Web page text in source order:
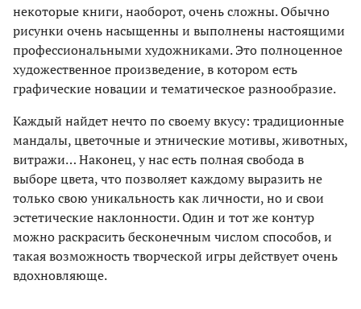
некоторые книги, наоборот, очень сложны. Обычно
рисунки очень насыщенны и выполнены настоящими
профессиональными художниками. Это полноценное
художественное произведение, в котором есть
графические новации и тематическое разнообразие.
Каждый найдет нечто по своему вкусу: традиционные
мандалы, цветочные и этнические мотивы, животных,
витражи… Наконец, у нас есть полная свобода в
выборе цвета, что позволяет каждому выразить не
только свою уникальность как личности, но и свои
эстетические наклонности. Один и тот же контур
можно раскрасить бесконечным числом способов, и
такая возможность творческой игры действует очень
вдохновляюще.